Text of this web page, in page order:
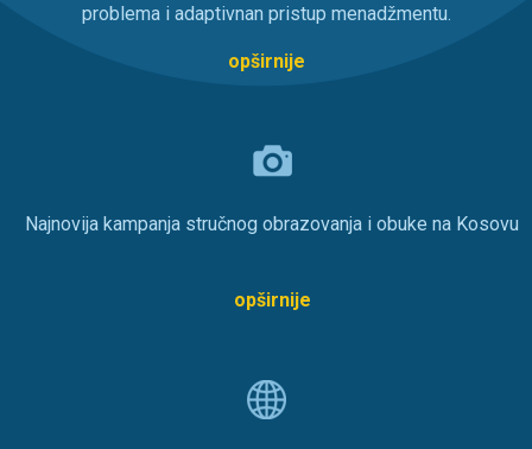
problema i adaptivnan pristup menadžmentu.
opširnije
Najnovija kampanja stručnog obrazovanja i obuke na Kosovu
opširnije